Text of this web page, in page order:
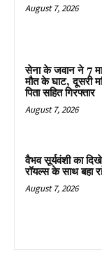
August 7, 2026
सेना के जवान ने 7
मौत के घाट, दूसरी
पिता सहित गिरफ्तार
August 7, 2026
वैभव सूर्यवंशी का
रॉयल्स के साथ बहा
August 7, 2026